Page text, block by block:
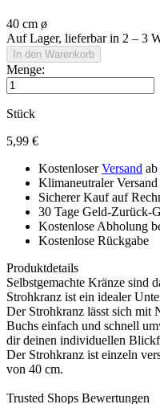
40 cm ø
Auf Lager, lieferbar in 2 – 3
In den Warenkorb
Menge:
Stück
5,99 €
KostenloserVersand
Klimaneutraler
Sicherer Kauf auf
30 Tage Geld-Zurück-
Kostenlose Abholung
Kostenlose Rückgabe
Produktdetails
Selbstgemachte Kränze sind
Strohkranz ist ein idealer
Der Strohkranz lässt sich mit
Buchs einfach und schnell
dir deinen individuellen
Der Strohkranz ist einzeln
von 40 cm.
Trusted Shops Bewertungen